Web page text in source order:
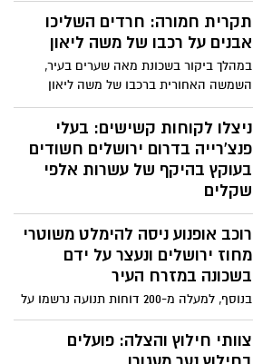
ההדבקה מרוכזים בעיקר ביישובים חרדיים
(שם הרוב נמנעים מחיסונים). ד״ר יאן
מיסקין: "זה אסון לאומי. משפחות חרבו,
קהילות הוכו – וזה כתם על כולנו. זה לא
'מקרה מצער' – זה כישלון מערכתי.
תקרית חמורה: חרדים השליכו
אבנים על רכבו של משה ליאון
במהלך ביקור בשכונת מאה שערים בעיר,
השמשה האחורית ברכבו של משה ליאון
נופצה בידי פורעים שיידו אבנים לכיוון הרכב.
המשטרה חוקרת
ניצלו לקוחות קשישים: בעלי
פנצ'רייה בדרום ירושלים חשודים
בעוקץ בהיקף של עשרות אלפי
שקלים
חמישה חשודים תושבי מזרח ירושלים, נעצרו
הבוקר על ידי שוטרי מחוז ירושלים ורשות
המסים
רוכב אופנוע ניסה להימלט משוטרי
מחוז ירושלים ונעצר על ידם
בשכונה במזרח העיר
בנוסף, למעלה מ-200 דוחות תנועה נרשמו על
ידי שוטרי מחוז ירושלים בסוף שבוע של
אכיפה ברחבי העיר
צוותי חילוץ והצלה: פועלים